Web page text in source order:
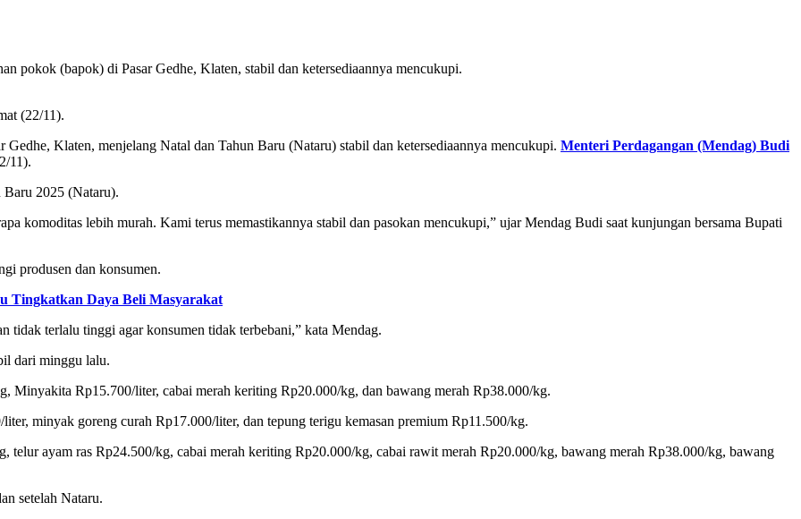
pokok (bapok) di Pasar Gedhe, Klaten, stabil dan ketersediaannya mencukupi.
(22/11).
Klaten, menjelang Natal dan Tahun Baru (Nataru) stabil dan ketersediaannya mencukupi. Menteri Perdagangan (Mendag) Budi
11).
Baru 2025 (Nataru).
komoditas lebih murah. Kami terus memastikannya stabil dan pasokan mencukupi,” ujar Mendag Budi saat kunjungan bersama Bupati
produsen dan konsumen.
Tingkatkan Daya Beli Masyarakat
tidak terlalu tinggi agar konsumen tidak terbebani,” kata Mendag.
dari minggu lalu.
Minyakita Rp15.700/liter, cabai merah keriting Rp20.000/kg, dan bawang merah Rp38.000/kg.
minyak goreng curah Rp17.000/liter, dan tepung terigu kemasan premium Rp11.500/kg.
telur ayam ras Rp24.500/kg, cabai merah keriting Rp20.000/kg, cabai rawit merah Rp20.000/kg, bawang merah Rp38.000/kg, bawang
setelah Nataru.